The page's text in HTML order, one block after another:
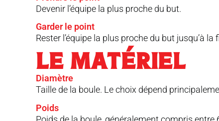
Devenir l’équipe la plus proche du but.
Garder le point
Rester l’équipe la plus proche du but jusqu’à la
LE MATÉRIEL
Diamètre
Taille de la boule. Le choix dépend
Poids